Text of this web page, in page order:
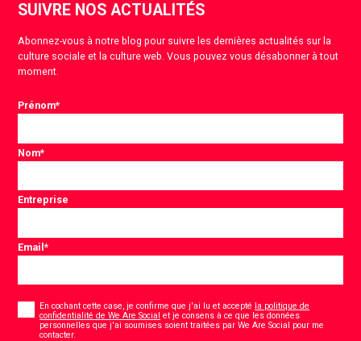
SUIVRE NOS ACTUALITÉS
Abonnez-vous à notre blog pour suivre les dernières actualités sur la
culture sociale et la culture web. Vous pouvez vous désabonner à tout
moment.
Prénom*
Nom*
Entreprise
Email*
En cochant cette case, je confirme que j'ai lu et accepté la politique de
confidentialité de We Are Social et je consens à ce que les données
personnelles que j'ai soumises soient traitées par We Are Social pour me
contacter.